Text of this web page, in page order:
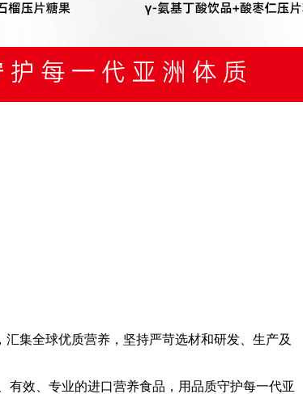
集全球优质营养，坚持严苛选材和研发、生产及
有效、专业的进口营养食品，用品质守护每一代亚